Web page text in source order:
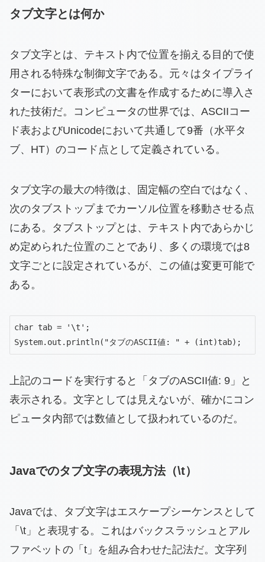
タブ文字とは何か
タブ文字とは、テキスト内で位置を揃える目的で使
用される特殊な制御文字である。元々はタイプライ
ターにおいて表形式の文書を作成するために導入さ
れた技術だ。コンピュータの世界では、ASCIIコー
ド表およびUnicodeにおいて共通して9番（水平タ
ブ、HT）のコード点として定義されている。
タブ文字の最大の特徴は、固定幅の空白ではなく、
次のタブストップまでカーソル位置を移動させる点
にある。タブストップとは、テキスト内であらかじ
め定められた位置のことであり、多くの環境では8
文字ごとに設定されているが、この値は変更可能で
ある。
char tab = '\t';
System.out.println("タブのASCII値: " + (int)tab);
上記のコードを実行すると「タブのASCII値: 9」と
表示される。文字としては見えないが、確かにコン
ピュータ内部では数値として扱われているのだ。
Javaでのタブ文字の表現方法（\t）
Javaでは、タブ文字はエスケープシーケンスとして
「\t」と表現する。これはバックスラッシュとアル
ファベットの「t」を組み合わせた記法だ。文字列